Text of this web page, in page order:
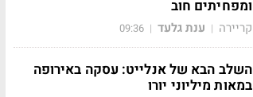
ומפחיתים חוב
קריירה | ענת גלעד |
09:36
השלב הבא של אנלייט: עסקה באירופה
במאות מיליוני יורו